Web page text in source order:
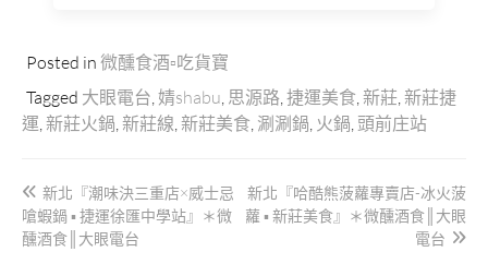
Posted in 微醺食酒▫吃貨寶
Tagged 大眼電台 婧shabu 思源路 捷運美食 新莊 新莊捷
運 新莊火鍋 新莊線 新莊美食 涮涮鍋 火鍋 頭前庄站
文
章
導
新北『潮味決三重店×威士忌
嗆蝦鍋 ▪ 捷運徐匯中學站』＊微
醺酒食║大眼電台
新北『哈酷熊菠蘿專賣店-冰火菠
蘿 ▪ 新莊美食』＊微醺酒食║大眼
電台